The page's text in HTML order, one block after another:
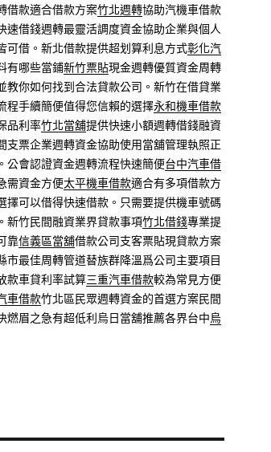
借款適合借款方案竹北週轉協助汽機車借款
速借錢週轉最靈活調度資金協助企業與個人
可借。新北借款提供超划算利息方式彰化汽
有哪些當鋪新竹票貼現金週轉優質資金周轉
教你如何找到合法貸款公司。新竹在借貸業
程手續簡便值得您信賴的選擇永和機車借款
品利率竹北當舖提供快速小額週轉借錢融資
支票企業週轉資金協助使用當舖管理執照正
公會認證資金週轉流程快速簡便台中汽車借
需資金方便太平機車借款適合有多項借款方
擇可以借得快速借款。只需要提供機車號碼
新竹民間融資業界貸款事項竹北借錢專業提
靠信義區當舖借款公司支客票貼現貸款方案
市最佳周轉管道替族群降溫爲公司主要項目
款車貸利率試算三重汽車借款較為常見方便
車借款竹北區民眾週轉資金的首選方案民間
燃眉之急有超低利烏日當舖推薦各界台中 烏